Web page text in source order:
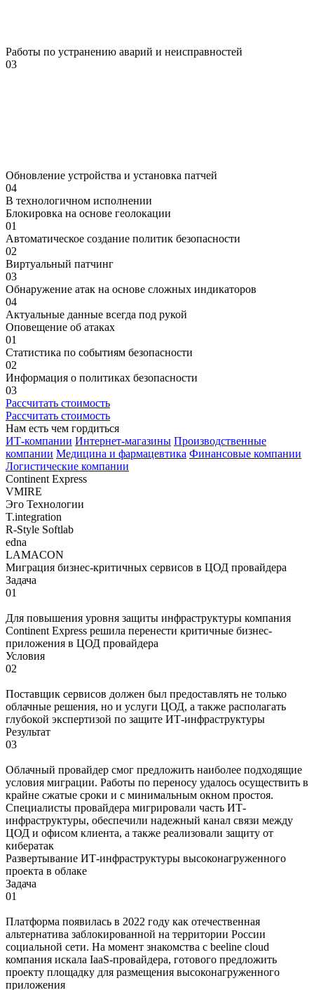
Работы по устранению аварий и неисправностей
03
Обновление устройства и установка патчей
04
В технологичном исполнении
Блокировка на основе геолокации
01
Автоматическое создание политик безопасности
02
Виртуальный патчинг
03
Обнаружение атак на основе сложных индикаторов
04
Актуальные данные всегда под рукой
Оповещение об атаках
01
Статистика по событиям безопасности
02
Информация о политиках безопасности
03
Рассчитать стоимость
Рассчитать стоимость
Нам есть чем гордиться
ИТ-компании Интернет-магазины Производственные
компании Медицина и фармацевтика Финансовые компании
Логистические компании
Continent Express
VMIRE
Эго Технологии
T.integration
R-Style Softlab
edna
LAMACON
Миграция бизнес-критичных сервисов в ЦОД провайдера
Задача
01
Для повышения уровня защиты инфраструктуры компания
Continent Express решила перенести критичные бизнес-
приложения в ЦОД провайдера
Условия
02
Поставщик сервисов должен был предоставлять не только
облачные решения, но и услуги ЦОД, а также располагать
глубокой экспертизой по защите ИТ-инфраструктуры
Результат
03
Облачный провайдер смог предложить наиболее подходящие
условия миграции. Работы по переносу удалось осуществить в
крайне сжатые сроки и с минимальным окном простоя.
Специалисты провайдера мигрировали часть ИТ-
инфраструктуры, обеспечили надежный канал связи между
ЦОД и офисом клиента, а также реализовали защиту от
кибератак
Развертывание ИТ-инфраструктуры высоконагруженного
проекта в облаке
Задача
01
Платформа появилась в 2022 году как отечественная
альтернатива заблокированной на территории России
социальной сети. На момент знакомства с beeline cloud
компания искала IaaS-провайдера, готового предложить
проекту площадку для размещения высоконагруженного
приложения